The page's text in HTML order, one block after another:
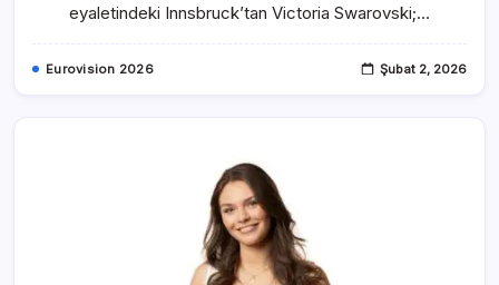
eyaletindeki Innsbruck’tan Victoria Swarovski;…
Eurovision 2026 Şubat 2, 2026